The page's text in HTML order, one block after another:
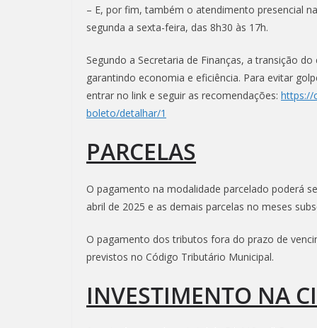
– E, por fim, também o atendimento presencial
segunda a sexta-feira, das 8h30 às 17h.
Segundo a Secretaria de Finanças, a transição
garantindo economia e eficiência. Para evitar
entrar no link e seguir as recomendações: https://
boleto/detalhar/1
PARCELAS
O pagamento na modalidade parcelado poderá
abril de 2025 e as demais parcelas no meses
O pagamento dos tributos fora do prazo de
previstos no Código Tributário Municipal.
INVESTIMENTO NA